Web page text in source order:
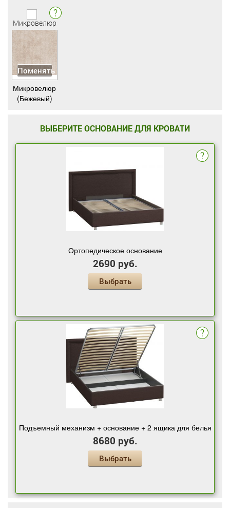
Микровелюр
Поменять
Микровелюр
(Бежевый)
ВЫБЕРИТЕ ОСНОВАНИЕ ДЛЯ КРОВАТИ
Ортопедическое основание
2690 руб.
Выбрать
Подъемный механизм + основание + 2 ящика для белья
8680 руб.
Выбрать